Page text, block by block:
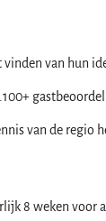
van hun
van de regio
8 weken voor